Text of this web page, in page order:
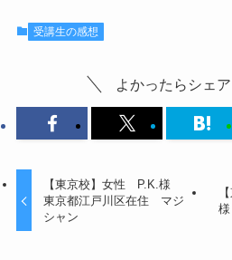
受講生の感想
よかったらシェア
【東京校】女性 P.K.様
東京都江戸川区在住 マジ
シャン